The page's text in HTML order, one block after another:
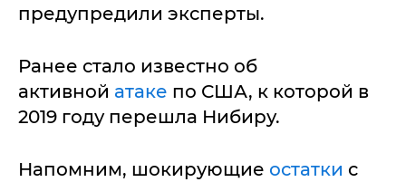
предупредили эксперты.
Ранее стало известно об
активной атаке по США, к которой в
2019 году перешла Нибиру.
Напомним, шокирующие остатки с